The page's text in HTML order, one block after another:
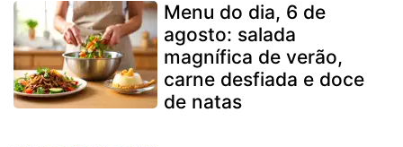
Menu do dia, 6 de
agosto: salada
magnífica de verão,
carne desfiada e doce
de natas